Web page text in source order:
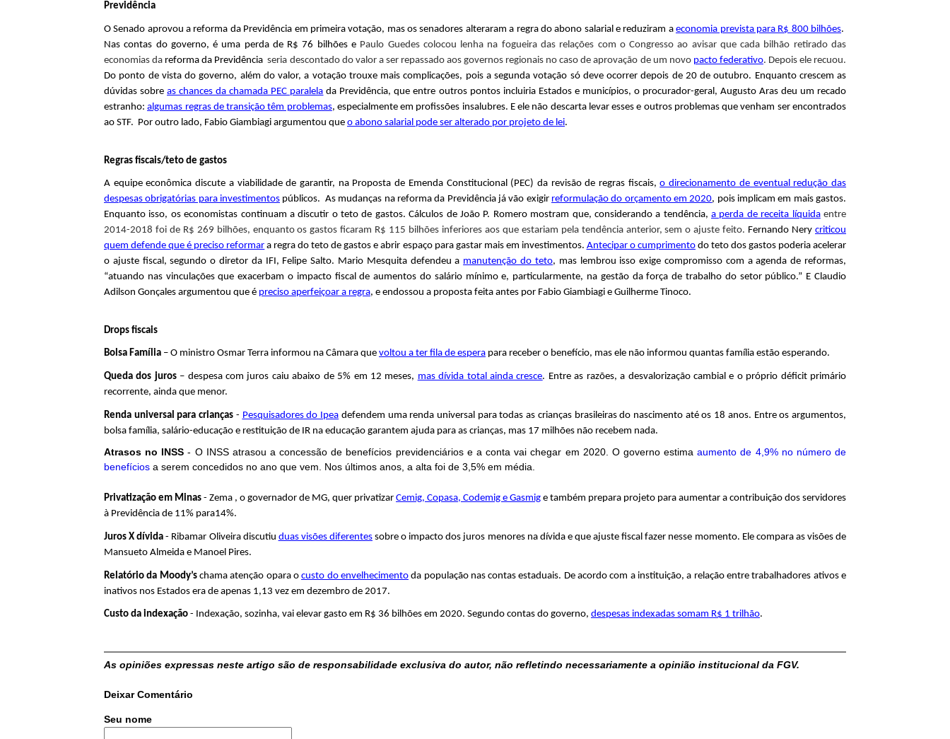
c
a
l
Previdência
O Senado aprovou a reforma da Previdência em primeira votação, mas os senadores alteraram a regra do abono salarial e reduziram aeconomia prevista para R$ 800 bilhões.
Nas contas do governo, é uma perda de R$ 76 bilhões e Paulo Guedes colocou lenha na fogueira das relações com o Congresso ao avisar que cada bilhão retirado das
economias da reforma da Previdência seria descontado do valor a ser repassado aos governos regionais no caso de aprovação de um novo pacto federativo. Depois ele recuou.
Do ponto de vista do governo, além do valor, a votação trouxe mais complicações, pois a segunda votação só deve ocorrer depois de 20 de outubro. Enquanto crescem as
dúvidas sobreas chances da chamada PEC paralela da Previdência, que entre outros pontos incluiria Estados e municípios, o procurador-geral, Augusto Aras deu um recado
estranho:algumas regras de transição têm problemas, especialmente em profissões insalubres. E ele não descarta levar esses e outros problemas que venham ser encontrados
ao STF. Por outro lado, Fabio Giambiagi argumentou que o abono salarial pode ser alterado por projeto de lei.
Regras fiscais/teto de gastos
A equipe econômica discute a viabilidade de garantir, na Proposta de Emenda Constitucional (PEC) da revisão de regras fiscais,o direcionamento de eventual redução das
despesas obrigatórias para investimentos públicos. As mudanças na reforma da Previdência já vão exigir reformulação do orçamento em 2020, pois implicam em mais gastos.
Enquanto isso, os economistas continuam a discutir o teto de gastos. Cálculos de João P. Romero mostram que, considerando a tendência,a perda de receita líquidaentre
2014-2018 foi de R$ 269 bilhões, enquanto os gastos ficaram R$ 115 bilhões inferiores aos que estariam pela tendência anterior, sem o ajuste feito. Fernando Nerycriticou
quem defende que é preciso reformar a regra do teto de gastos e abrir espaço para gastar mais em investimentos. Antecipar o cumprimentodo teto dos gastos poderia acelerar
o ajuste fiscal, segundo o diretor da IFI, Felipe Salto. Mario Mesquita defendeu a manutenção do teto, mas lembrou isso exige compromisso com a agenda de reformas,
“atuando nas vinculações que exacerbam o impacto fiscal de aumentos do salário mínimo e, particularmente, na gestão da força de trabalho do setor público.” E Claudio
Adilson Gonçales argumentou que é preciso aperfeiçoar a regra, e endossou a proposta feita antes por Fabio Giambiagi e Guilherme Tinoco.
Drops fiscais
Bolsa Família – O ministro Osmar Terra informou na Câmara que voltou a ter fila de espera para receber o benefício, mas ele não informou quantas família estão esperando.
Queda dos juros– despesa com juros caiu abaixo de 5% em 12 meses, mas dívida total ainda cresce. Entre as razões, a desvalorização cambial e o próprio déficit primário
recorrente, ainda que menor.
Renda universal para crianças - Pesquisadores do Ipea defendem uma renda universal para todas as crianças brasileiras do nascimento até os 18 anos. Entre os argumentos,
bolsa família, salário-educação e restituição de IR na educação garantem ajuda para as crianças, mas 17 milhões não recebem nada.
Atrasos no INSS - O INSS atrasou a concessão de benefícios previdenciários e a conta vai chegar em 2020. O governo estimaaumento de 4,9% no número de
benefícios a serem concedidos no ano que vem. Nos últimos anos, a alta foi de 3,5% em média.
Privatização em Minas - Zema , o governador de MG, quer privatizar Cemig, Copasa, Codemig e Gasmig e também prepara projeto para aumentar a contribuição dos servidores
à Previdência de 11% para14%.
Juros X dívida - Ribamar Oliveira discutiu duas visões diferentessobre o impacto dos juros menores na dívida e que ajuste fiscal fazer nesse momento. Ele compara as visões de
Mansueto Almeida e Manoel Pires.
Relatório da Moody’schama atenção opara ocusto do envelhecimentoda população nas contas estaduais. De acordo com a instituição, a relação entre trabalhadores ativos e
inativos nos Estados era de apenas 1,13 vez em dezembro de 2017.
Custo da indexação - Indexação, sozinha, vai elevar gasto em R$ 36 bilhões em 2020. Segundo contas do governo, despesas indexadas somam R$ 1 trilhão.
As opiniões expressas neste artigo são de responsabilidade exclusiva do autor, não refletindo necessariamente a opinião institucional da FGV.
Deixar Comentário
Seu nome